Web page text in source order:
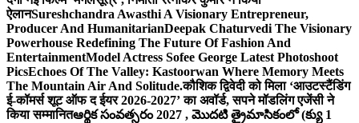
ऐलानSureshchandra Awasthi A Visionary Entrepreneur,
Producer And HumanitarianDeepak Chaturvedi The Visionary
Powerhouse Redefining The Future Of Fashion And
EntertainmentModel Actress Sofee George Latest Photoshoot
PicsEchoes Of The Valley: Kastoorwan Where Memory Meets
The Mountain Air And Solitude.कौशिक द्विवेदी को मिला ‘आउटस्टैंडिंग
ई-कॉमर्स शूट ऑफ द ईयर 2026-2027’ का अवॉर्ड, सपने मॉडलिंग एजेंसी ने
किया सम्मानितఆర్థిక సంవత్సరం 2027 , మొదటి త్రైమాసికంలో (క్యు 1